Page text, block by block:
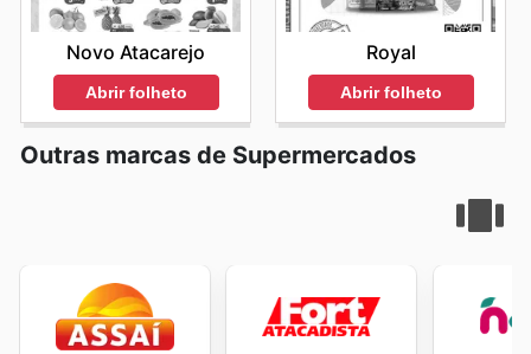
Novo Atacarejo
Abrir folheto
Royal
Abrir folheto
Outras marcas de Supermercados